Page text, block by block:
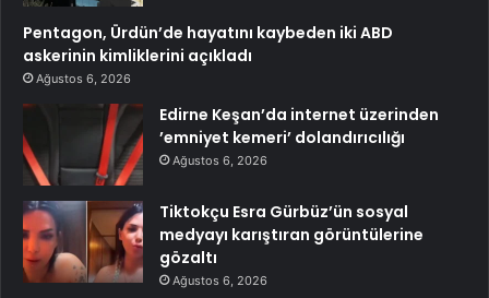
Pentagon, Ürdün’de hayatını kaybeden iki ABD
askerinin kimliklerini açıkladı
Ağustos 6, 2026
Edirne Keşan’da internet üzerinden
’emniyet kemeri’ dolandırıcılığı
Ağustos 6, 2026
Tiktokçu Esra Gürbüz’ün sosyal
medyayı karıştıran görüntülerine
gözaltı
Ağustos 6, 2026